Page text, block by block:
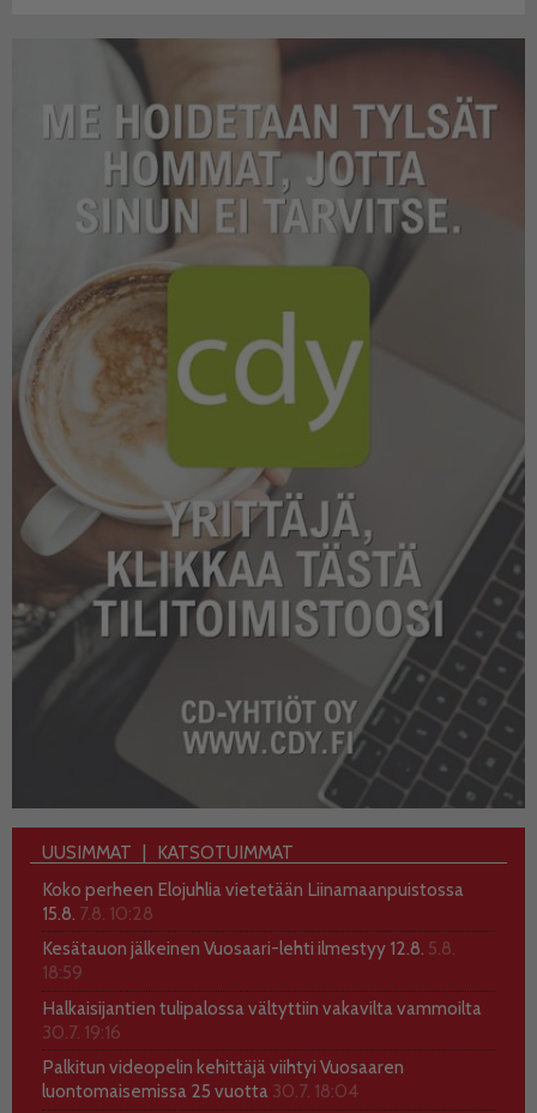
UUSIMMAT
KATSOTUIMMAT
Koko perheen Elojuhlia vietetään Liinamaanpuistossa
15.8. 7.8. 10:28
Kesätauon jälkeinen Vuosaari-lehti ilmestyy 12.8. 5.8.
18:59
Halkaisijantien tulipalossa vältyttiin vakavilta vammoilta
30.7. 19:16
Palkitun videopelin kehittäjä viihtyi Vuosaaren
luontomaisemissa 25 vuotta 30.7. 18:04